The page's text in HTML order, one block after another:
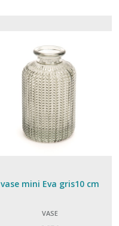
vase mini Eva gris10 cm
VASE